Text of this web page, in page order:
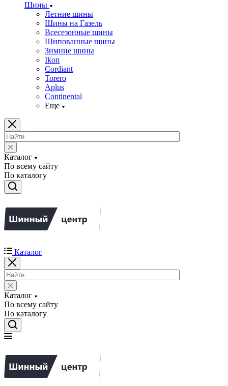
Шины
Летние шины
Шины на Газель
Всесезонные шины
Шипованные шины
Зимние шины
Ikon
Cordiant
Torero
Aplus
Continental
Еще
Каталог
По всему сайту
По каталогу
Каталог
Каталог
По всему сайту
По каталогу